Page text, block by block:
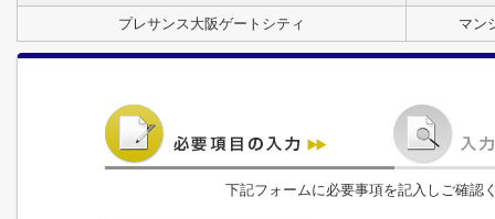
プレサンス大阪ゲートシティ マン
下記フォームに必要事項を記入しご確認